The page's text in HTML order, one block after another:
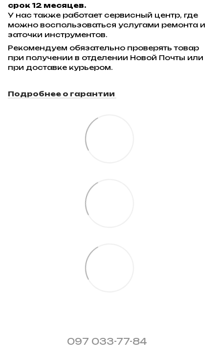
срок 12 месяцев.
У нас также работает сервисный центр, где
можно воспользоваться услугами ремонта и
заточки инструментов.
Рекомендуем обязательно проверять товар
при получении в отделении Новой Почты или
при доставке курьером.
Подробнее о гарантии
097 033-77-84